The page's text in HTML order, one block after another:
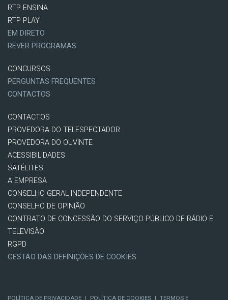
RTP ENSINA
RTP PLAY
EM DIRETO
REVER PROGRAMAS
CONCURSOS
PERGUNTAS FREQUENTES
CONTACTOS
CONTACTOS
PROVEDORA DO TELESPECTADOR
PROVEDORA DO OUVINTE
ACESSIBILIDADES
SATÉLITES
A EMPRESA
CONSELHO GERAL INDEPENDENTE
CONSELHO DE OPINIÃO
CONTRATO DE CONCESSÃO DO SERVIÇO PÚBLICO DE RÁDIO E
TELEVISÃO
RGPD
GESTÃO DAS DEFINIÇÕES DE COOKIES
POLÍTICA DE PRIVACIDADE | POLÍTICA DE COOKIES | TERMOS E